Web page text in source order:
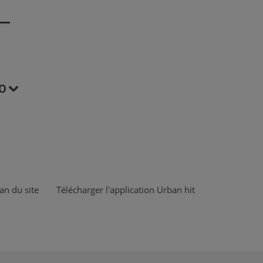
du site Télécharger l'application Urban hit